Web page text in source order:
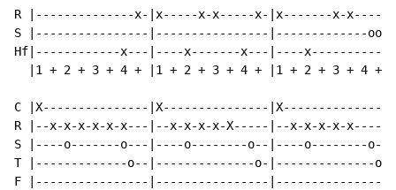
R |--------------x-|x-----x-x-----x-|x-------x-x-----|
S |----------------|----------------|-------------oo-|
Hf|------------x---|----x-------x---|----x-----------|
  |1 + 2 + 3 + 4 + |1 + 2 + 3 + 4 + |1 + 2 + 3 + 4 + |
C |X---------------|X---------------
R |--x-x-x-x-x-x---|--x-x-x-x-X-----|--x-x-x-x-
S |----o-------o---|----o--------o--|----o--------
T |-------------o--|--------------o-|--------------o-
F |----------------|----------------|---------------